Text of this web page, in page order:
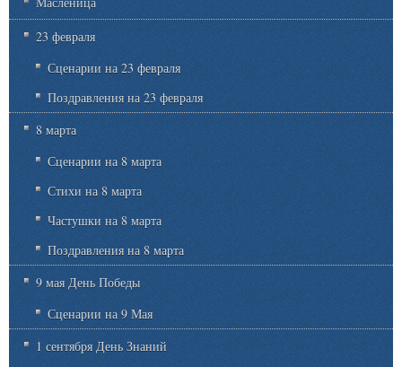
23 февраля
Сценарии на 23 февраля
Поздравления на 23 февраля
8 марта
Сценарии на 8 марта
Стихи на 8 марта
Частушки на 8 марта
Поздравления на 8 марта
9 мая День Победы
Сценарии на 9 Мая
1 сентября День Знаний